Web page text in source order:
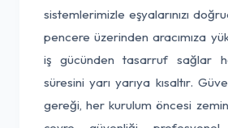
sistemlerimizle eşyalarınızı
pencere üzerinden aracımıza
iş gücünden tasarruf sağlar
süresini yarı yarıya kısaltır.
gereği, her kurulum öncesi